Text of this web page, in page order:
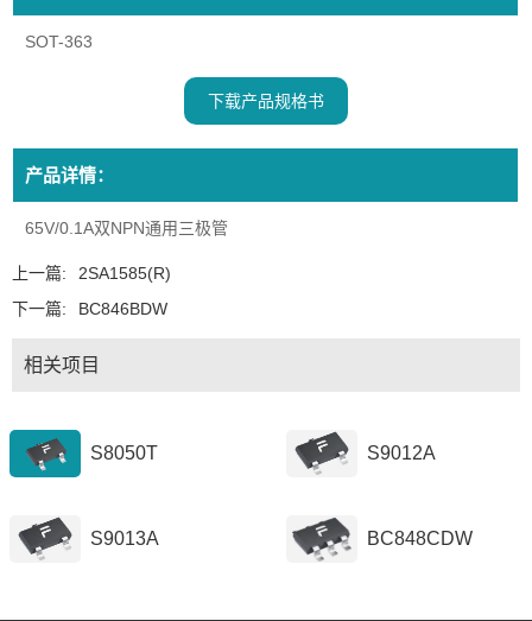
SOT-363
下载产品规格书
产品详情：
65V/0.1A双NPN通用三极管
上一篇:
2SA1585(R)
下一篇:
BC846BDW
相关项目
S8050T S9012A
S9013A BC848CDW